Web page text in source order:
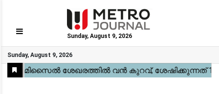
Sunday, August 9, 2026
Sunday, August 9, 2026
GO
Home
Kerala
National
Gulf
World
Sports
Movies
Health
Automobile
Travel
Education
Novel
Business
Technology
Webstory